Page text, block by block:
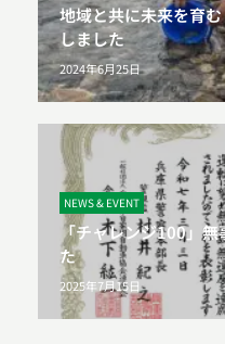
地域と共に未来を育
しました
2024年6月25日
NEWS & EVENT
「チャレンジ100」
た
2025年7月15日